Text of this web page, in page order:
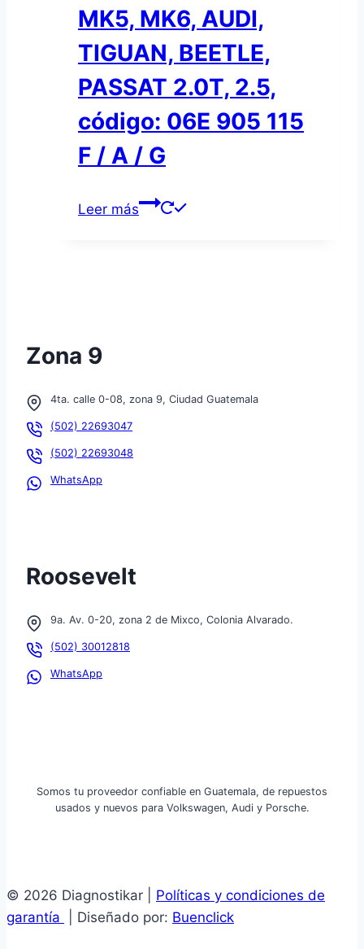
MK5, MK6, AUDI,
TIGUAN, BEETLE,
PASSAT 2.0T, 2.5,
código: 06E 905 115
F / A / G
Leer más
Zona 9
4ta. calle 0-08, zona 9, Ciudad Guatemala
(502) 22693047
(502) 22693048
WhatsApp
Roosevelt
9a. Av. 0-20, zona 2 de Mixco, Colonia Alvarado.
(502) 30012818
WhatsApp
Somos tu proveedor confiable en Guatemala, de repuestos
usados y nuevos para Volkswagen, Audi y Porsche.
© 2026 Diagnostikar | Políticas y condiciones de
garantía
| Diseñado por: Buenclick